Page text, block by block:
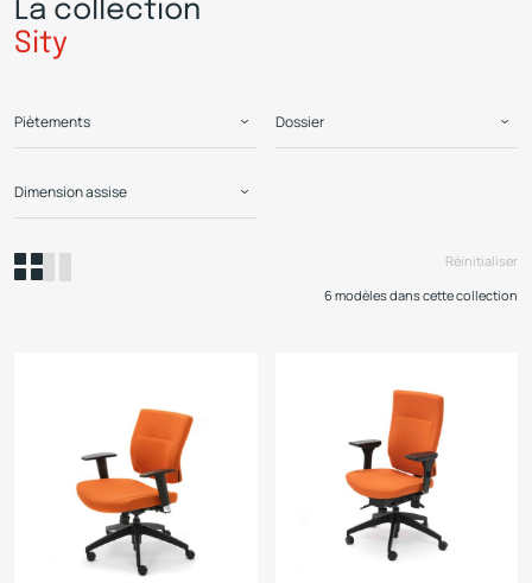
La collection
Sity
Piètements Dossier
Dimension assise
Réinitialiser
6 modèles dans cette collection